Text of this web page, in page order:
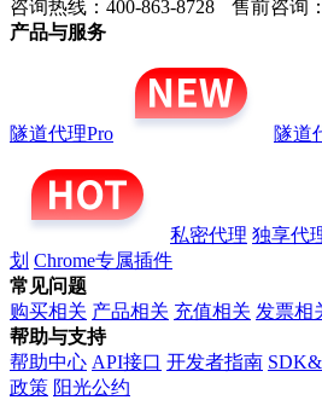
咨询热线：400-863-8728
售前咨询：
产品与服务
隧道代理Pro 隧道
私密代理 独享代
划 Chrome专属插件
常见问题
购买相关 产品相关 充值相关 发票相
帮助与支持
帮助中心 API接口 开发者指南
政策 阳光公约